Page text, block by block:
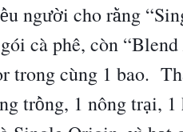
ều người cho rằng “
ói càphê, còn “
trong cùng 1 bao. Th
ng trồng, 1 nông trại, 1